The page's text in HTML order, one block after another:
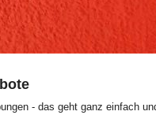
- das geht ganz einfach